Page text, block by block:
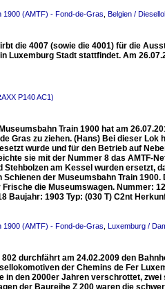
1900 (AMTF) - Fond-de-Gras Belgien /
die 4007 (sowie die 4001) für die
Luxemburg Stadt stattfindet. Am
P140 AC1)
Train 1900 hat am
Gras zu ziehen. (Hans) Bei dieser
wurde und für den Betrieb auf
sie mit der Nummer 8 das AMTF-
Stehbolzen am Kessel wurden ersetzt,
der Museumsbahn Train
die Museumswagen. Nummer:
Baujahr: 1903 Typ: (030 T) C2nt
1900 (AMTF) - Fond-de-Gras Luxemburg /
durchfährt am 24.02.2009 den
der Chemins de Fer
den 2000er Jahren verschrottet,
der Baureihe Z 200 waren die